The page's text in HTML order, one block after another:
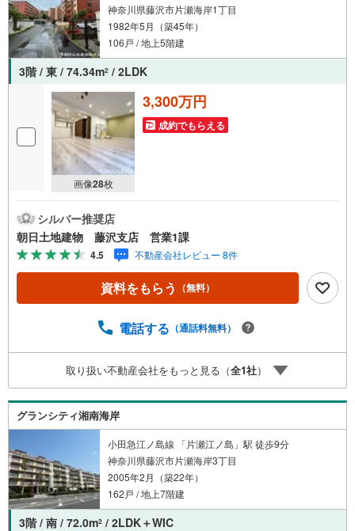
神奈川県藤沢市片瀬海岸1丁目
1982年5月（築45年）
106戸 / 地上5階建
3階 / 東 / 74.34m2 / 2LDK
画像28枚
3,300万円
成約でもらえる
シルバー推奨店
朝日土地建物 藤沢支店 営業1課
4.5 不動産会社レビュー 8件
資料をもらう （無料）
電話する （通話料無料）
取り扱い不動産会社をもっと見る（全1社）
グランシティ湘南海岸
小田急江ノ島線 「片瀬江ノ島」駅 徒歩9分
神奈川県藤沢市片瀬海岸3丁目
2005年2月（築22年）
162戸 / 地上7階建
3階 / 南 / 72.0m2 / 2LDK＋WIC